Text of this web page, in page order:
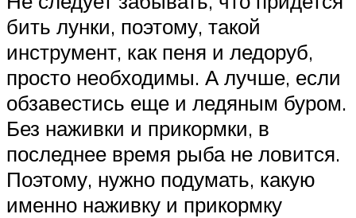
бить лунки, поэтому, такой
инструмент, как пеня и ледоруб,
просто необходимы. А лучше, если
обзавестись еще и ледяным буром.
Без наживки и прикормки, в
последнее время рыба не ловится.
Поэтому, нужно подумать, какую
именно наживку и прикормку